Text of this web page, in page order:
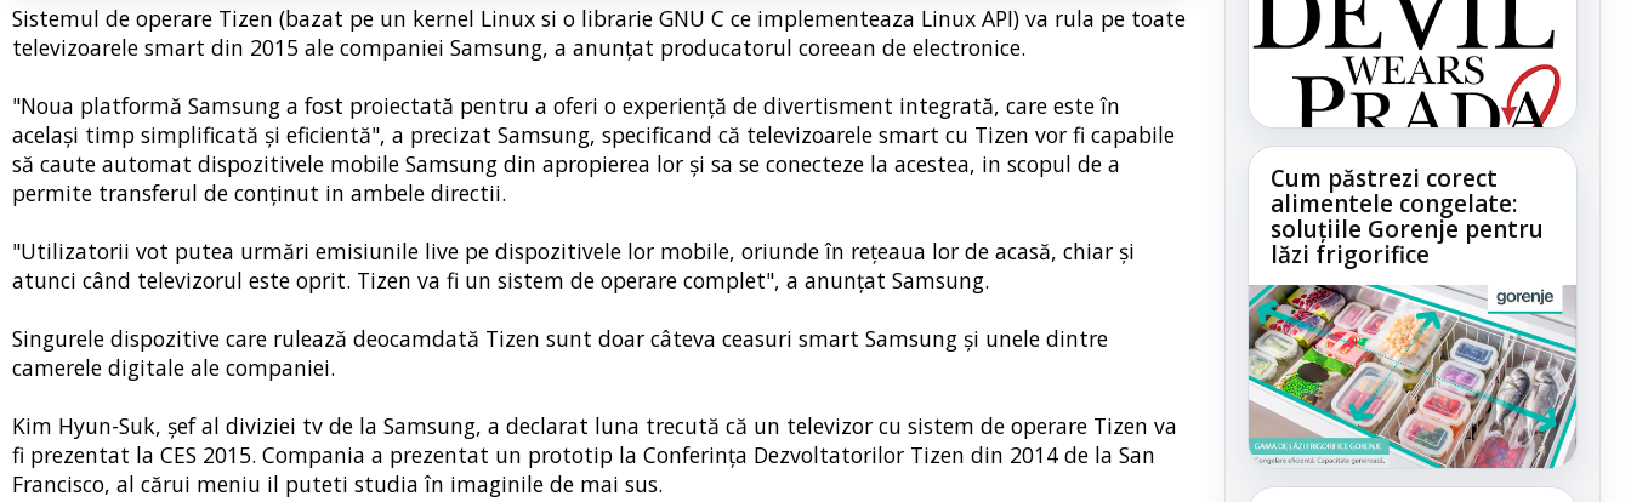
Sistemul de operare Tizen (bazat pe un kernel Linux si o librarie GNU C ce implementeaza Linux API) va rula pe toate
televizoarele smart din 2015 ale companiei Samsung, a anunțat producatorul coreean de electronice.
"Noua platformă Samsung a fost proiectată pentru a oferi o experiență de divertisment integrată, care este în
același timp simplificată și eficientă", a precizat Samsung, specificand că televizoarele smart cu Tizen vor fi capabile
să caute automat dispozitivele mobile Samsung din apropierea lor și sa se conecteze la acestea, in scopul de a
permite transferul de conținut in ambele directii.
"Utilizatorii vot putea urmări emisiunile live pe dispozitivele lor mobile, oriunde în rețeaua lor de acasă, chiar și
atunci când televizorul este oprit. Tizen va fi un sistem de operare complet", a anunțat Samsung.
Singurele dispozitive care rulează deocamdată Tizen sunt doar câteva ceasuri smart Samsung și unele dintre
camerele digitale ale companiei.
Kim Hyun-Suk, șef al diviziei tv de la Samsung, a declarat luna trecută că un televizor cu sistem de operare Tizen va
fi prezentat la CES 2015. Compania a prezentat un prototip la Conferința Dezvoltatorilor Tizen din 2014 de la San
Francisco, al cărui meniu il puteti studia în imaginile de mai sus.
Cum păstrezi corect
alimentele congelate:
soluțiile Gorenje pentru
lăzi frigorifice